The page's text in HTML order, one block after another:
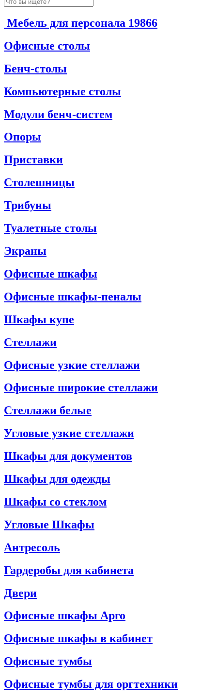
Мебель для персонала 19866
Офисные столы
Бенч-столы
Компьютерные столы
Модули бенч-систем
Опоры
Приставки
Столешницы
Трибуны
Туалетные столы
Экраны
Офисные шкафы
Офисные шкафы-пеналы
Шкафы купе
Стеллажи
Офисные узкие стеллажи
Офисные широкие стеллажи
Стеллажи белые
Угловые узкие стеллажи
Шкафы для документов
Шкафы для одежды
Шкафы со стеклом
Угловые Шкафы
Антресоль
Гардеробы для кабинета
Двери
Офисные шкафы Арго
Офисные шкафы в кабинет
Офисные тумбы
Офисные тумбы для оргтехники